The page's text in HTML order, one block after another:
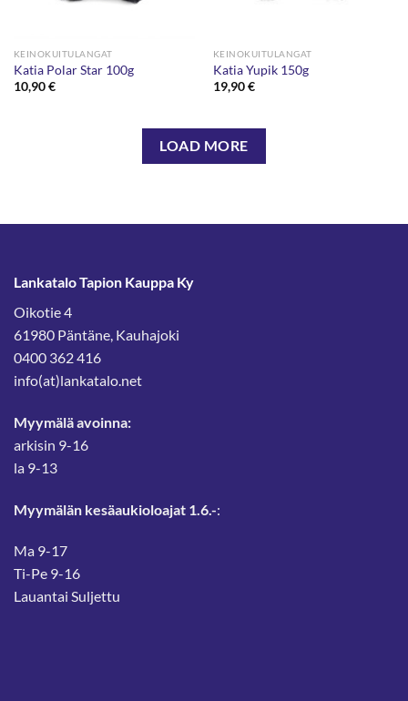
KEINOKUITULANGAT
Katia Polar Star 100g
10,90€
KEINOKUITULANGAT
Katia Yupik 150g
19,90€
LOAD MORE
Lankatalo Tapion Kauppa Ky
Oikotie 4
61980 Päntäne, Kauhajoki
0400 362 416
info(at)lankatalo.net
Myymälä avoinna:
arkisin 9-16
la 9-13
Myymälän kesäaukioloajat 1.6.-:
Ma 9-17
Ti-Pe 9-16
Lauantai Suljettu